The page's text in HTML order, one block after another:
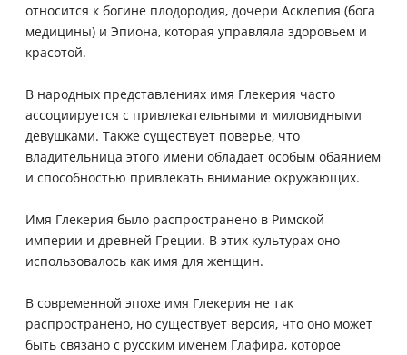
относится к богине плодородия, дочери Асклепия (бога
медицины) и Эпиона, которая управляла здоровьем и
красотой.
В народных представлениях имя Глекерия часто
ассоциируется с привлекательными и миловидными
девушками. Также существует поверье, что
владительница этого имени обладает особым обаянием
и способностью привлекать внимание окружающих.
Имя Глекерия было распространено в Римской
империи и древней Греции. В этих культурах оно
использовалось как имя для женщин.
В современной эпохе имя Глекерия не так
распространено, но существует версия, что оно может
быть связано с русским именем Глафира, которое